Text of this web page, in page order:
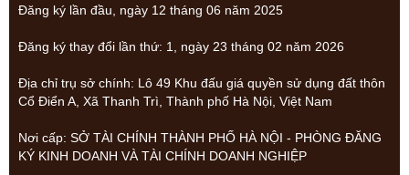
Đăng ký lần đầu, ngày 12 tháng 06 năm 2025
Đăng ký thay đổi lần thứ: 1, ngày 23 tháng 02 năm 2026
Địa chỉ trụ sở chính: Lô 49 Khu đấu giá quyền sử dụng đất thôn
Cổ Điển A, Xã Thanh Trì, Thành phố Hà Nội, Việt Nam
Nơi cấp: SỞ TÀI CHÍNH THÀNH PHỐ HÀ NỘI - PHÒNG ĐĂNG
KÝ KINH DOANH VÀ TÀI CHÍNH DOANH NGHIỆP